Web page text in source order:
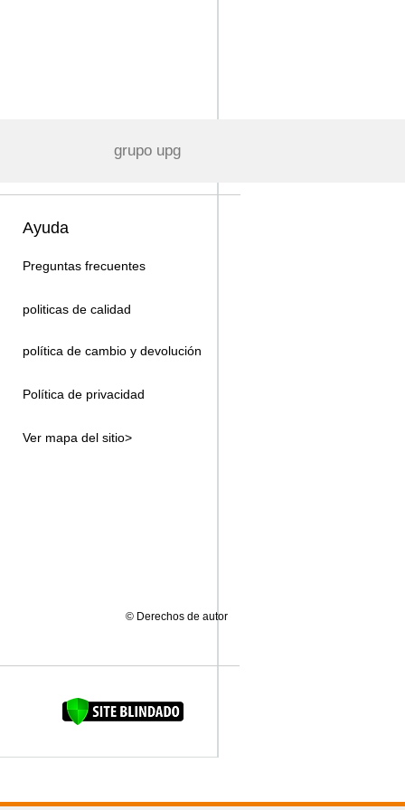
grupo upg
Ayuda
Preguntas frecuentes
politicas de calidad
política de cambio y devolución
Política de privacidad
Ver mapa del sitio>
© Derechos de autor